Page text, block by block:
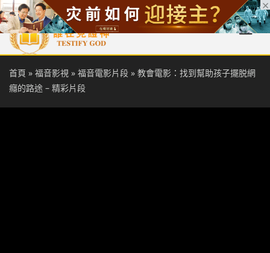
首頁 每日靈糧 天國福音 基督徒見證 信仰解答 聖經
首頁 » 福音影視 » 福音電影片段 » 教會電影：找到幫助孩子擺脱網
癮的路途 – 精彩片段